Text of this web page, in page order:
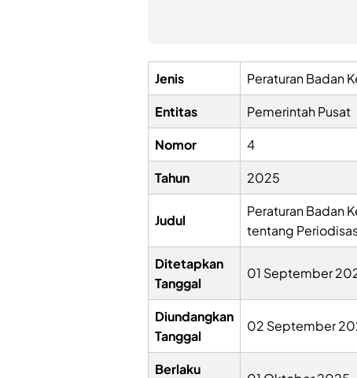
Jenis
Peraturan Badan
Entitas
Pemerintah Pusat
Nomor
4
Tahun
2025
Judul
Peraturan Badan
tentang
Ditetapkan
Tanggal
01 September
Diundangkan
Tanggal
02 September
Berlaku